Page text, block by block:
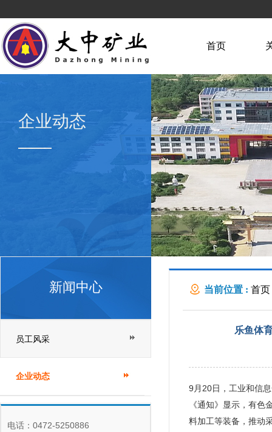
首页
企业动态
新闻中心
员工风采
企业动态
电话：0472-5250886
当前位置 : 首页
乐鱼体
9月20日，工业和信
《通知》显示，有
料加工等装备，推动